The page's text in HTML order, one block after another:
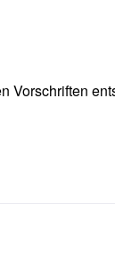
Vorschriften